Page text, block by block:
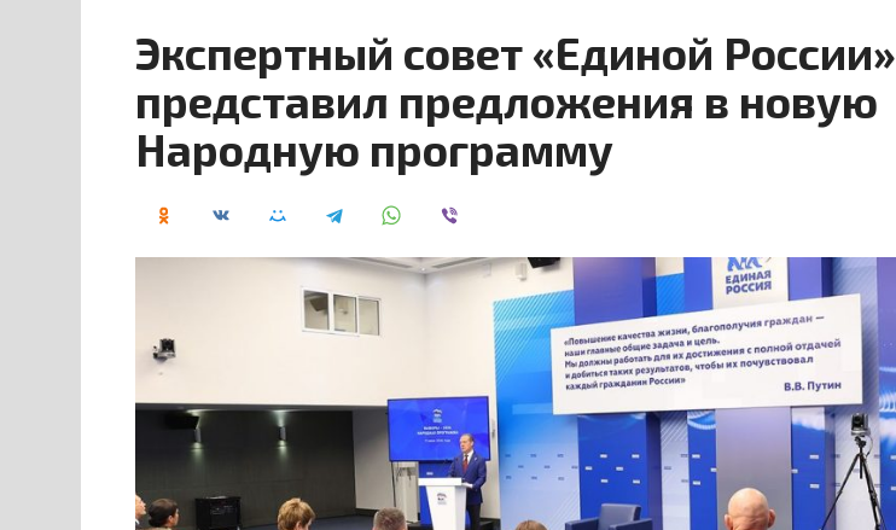
Экспертный совет «Единой России»
представил предложения в новую
Народную программу